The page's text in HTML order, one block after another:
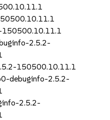
150500.10.11.1
2.5.2-
150500.10.11.1
debuginfo-2.5.2-
2.5.2-